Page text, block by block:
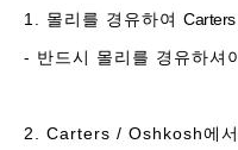
1. 몰리를 경유하여
- 반드시 몰리를 경유하셔
2. Carters / Oshkosh에